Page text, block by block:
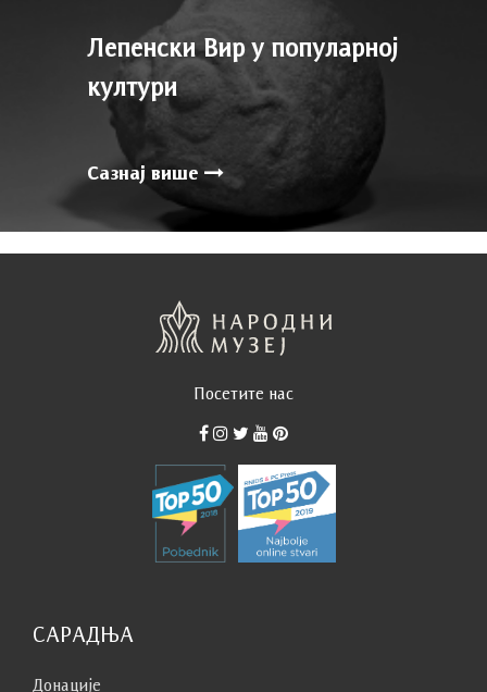
Лепенски Вир у популарној
култури
Сазнај више
Посетите нас
САРАДЊА
Донације